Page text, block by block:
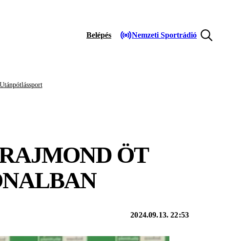
Belépés Nemzeti Sportrádió
ÖT
2024.09.13. 22:53